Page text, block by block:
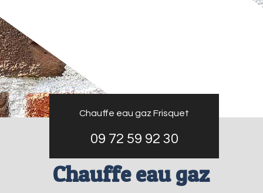
Chauffe eau gaz Frisquet
09 72 59 92 30
Chauffe eau gaz